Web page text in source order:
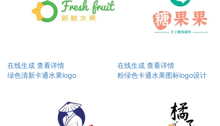
在线生成 查看详情
绿色清新卡通水果logo
在线生成 查看详情
粉绿色卡通水果图标logo设计